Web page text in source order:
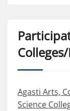
Agasti Arts,
Science